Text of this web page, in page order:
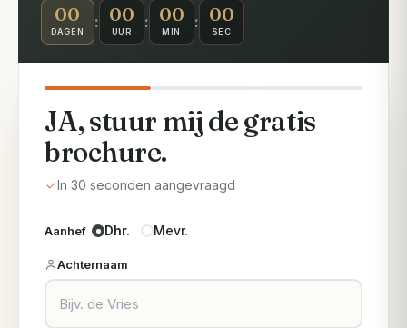
00
DAGEN
: 00
UUR
: 00
MIN
: 00
SEC
JA, stuur mij de gratis
brochure.
In 30 seconden aangevraagd
Aanhef Dhr. Mevr.
Achternaam